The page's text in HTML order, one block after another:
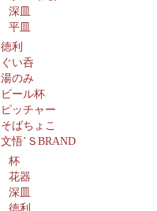
深皿
平皿
徳利
ぐい呑
湯のみ
ビール杯
ピッチャー
そばちょこ
文悟’ＳBRAND
杯
花器
深皿
徳利